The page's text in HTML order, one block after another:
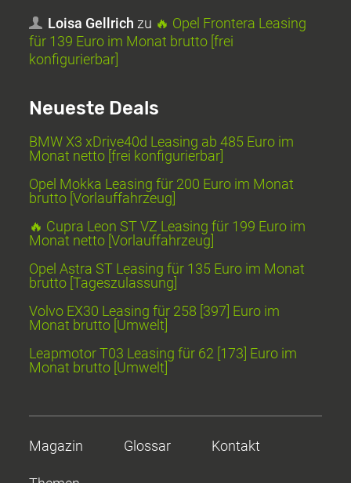
Loisa Gellrich zu 🔥 Opel Frontera Leasing
für 139 Euro im Monat brutto [frei
konfigurierbar]
Neueste Deals
BMW X3 xDrive40d Leasing ab 485 Euro im
Monat netto [frei konfigurierbar]
Opel Mokka Leasing für 200 Euro im Monat
brutto [Vorlauffahrzeug]
🔥 Cupra Leon ST VZ Leasing für 199 Euro im
Monat netto [Vorlauffahrzeug]
Opel Astra ST Leasing für 135 Euro im Monat
brutto [Tageszulassung]
Volvo EX30 Leasing für 258 [397] Euro im
Monat brutto [Umwelt]
Leapmotor T03 Leasing für 62 [173] Euro im
Monat brutto [Umwelt]
Magazin Glossar Kontakt